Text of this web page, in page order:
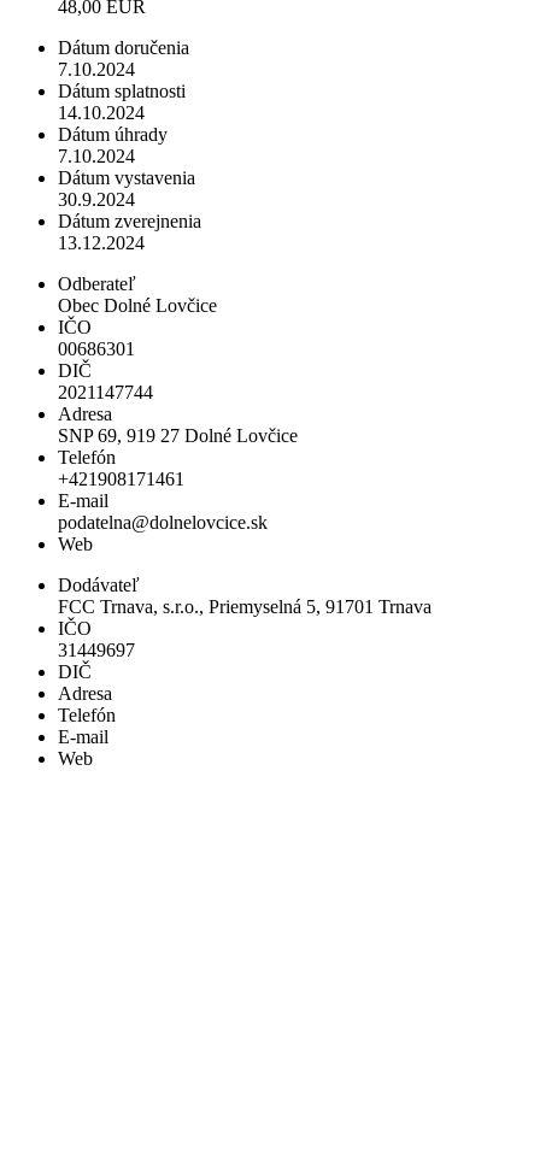
48,00 EUR
Dátum doručenia
7.10.2024
Dátum splatnosti
14.10.2024
Dátum úhrady
7.10.2024
Dátum vystavenia
30.9.2024
Dátum zverejnenia
13.12.2024
Odberateľ
Obec Dolné Lovčice
IČO
00686301
DIČ
2021147744
Adresa
SNP 69, 919 27 Dolné Lovčice
Telefón
+421908171461
E-mail
podatelna@dolnelovcice.sk
Web
Dodávateľ
FCC Trnava, s.r.o., Priemyselná 5, 91701 Trnava
IČO
31449697
DIČ
Adresa
Telefón
E-mail
Web